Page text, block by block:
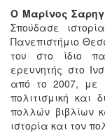
Ο Μαρίνος
Σπούδασε
Πανεπιστήμιο
του στο ίδιο
ερευνητής στο
από το 2007, με
πολιτισμική και
πολλών βιβλίων
ιστορία και τον